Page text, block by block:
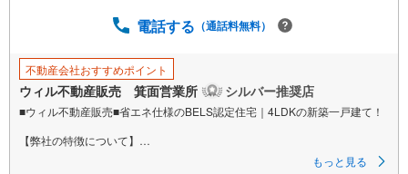
電話する （通話料無料）
不動産会社おすすめポイント
ウィル不動産販売 箕面営業所 シルバー推奨店
■ウィル不動産販売■省エネ仕様のBELS認定住宅｜4LDKの新築一戸建て！
【弊社の特徴について】
■お車でのご来場も可能です。駐車場も完備しておりますのでご利用くださ
もっと見る